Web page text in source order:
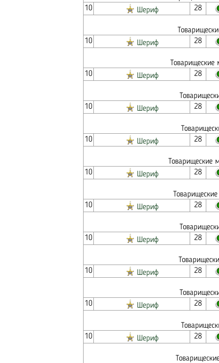
10
Шериф 28
10
Шериф 28
10
Шериф 28
10
Шериф 28
10
Шериф 28
Товарищеские
10
Шериф 28
10
Шериф 28
10
Шериф 28
10
Шериф 28
10
Шериф 28
10
Шериф 28